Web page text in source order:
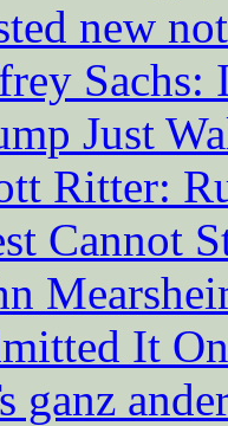
new
Just
Ritter:
Cannot
It
ganz